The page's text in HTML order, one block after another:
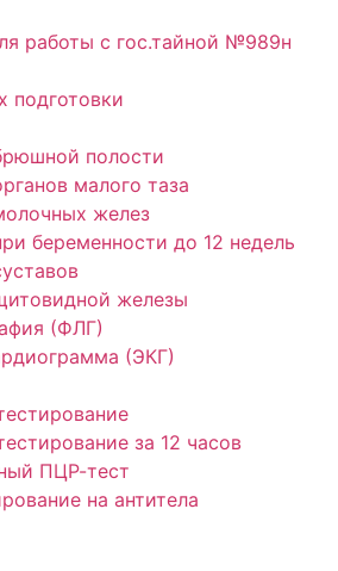
работы с гос.тайной №989н
подготовки
полости
малого таза
желез
беременности до 12 недель
железы
(ФЛГ)
(ЭКГ)
за 12 часов
ПЦР-тест
на антитела